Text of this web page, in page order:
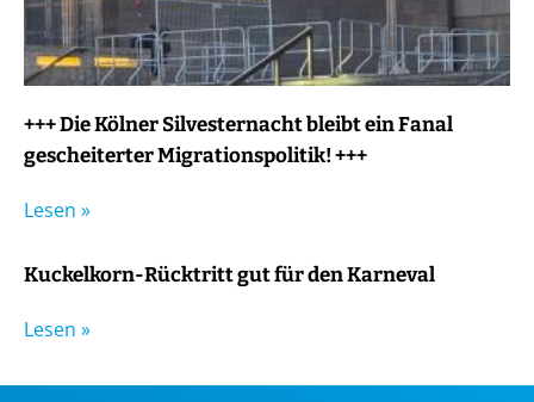
+++ Die Kölner Silvesternacht bleibt ein Fanal
gescheiterter Migrationspolitik! +++
Lesen »
Kuckelkorn-Rücktritt gut für den Karneval
Lesen »